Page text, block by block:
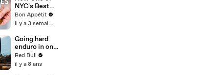
NYC's Best
Bakers Makes
Chocolate
Bon Appétit
il y a 3 semaines
Going hard
enduro in one
of Europe’s
largest
Red Bull
il y a 8 ans